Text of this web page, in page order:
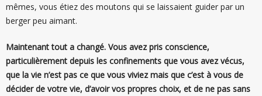
mêmes, vous étiez des moutons qui se laissaient guider par un
berger peu aimant.
Maintenant tout a changé. Vous avez pris conscience,
particulièrement depuis les confinements que vous avez vécus,
que la vie n’est pas ce que vous viviez mais que c’est à vous de
décider de votre vie, d’avoir vos propres choix, et de ne pas sans